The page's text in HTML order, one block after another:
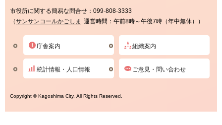
市役所に関する簡易な問合せ： 099-808-3333
（サンサンコールかごしま 運営時間：午前8時～午後7時（年中無休））
庁舎案内 組織案内
統計情報・人口情報 ご意見・問い合わせ
Copyright © Kagoshima City. All Rights Reserved.